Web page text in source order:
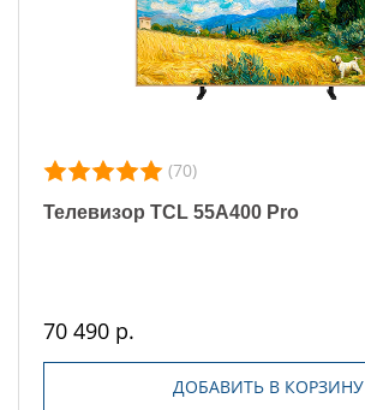
(70)
Телевизор TCL 55A400 Pro
70 490 р.
ДОБАВИТЬ В КОРЗИНУ